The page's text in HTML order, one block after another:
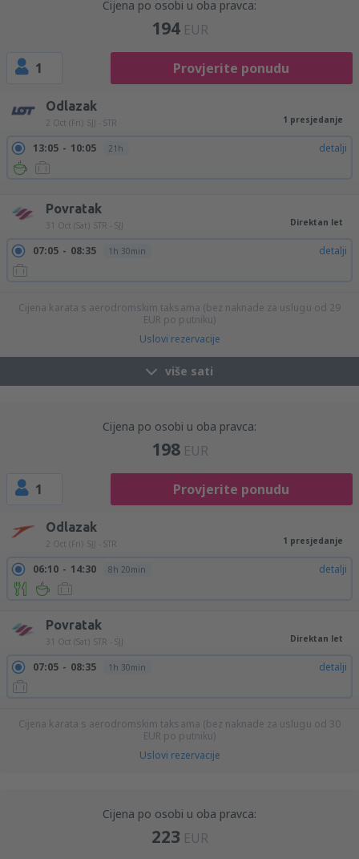
Cijena po osobi u oba pravca:
194 EUR
1 Provjerite ponudu
Odlazak
2 Oct (Fri) SJJ - STR 1 presjedanje
13:05 10:05 21h detalji
Povratak
31 Oct (Sat) STR - SJJ Direktan let
07:05 08:35 1h 30min detalji
Cijena karata s aerodromskim taksama (bez naknade za uslugu od 29
EUR po putniku)
Uslovi rezervacije
više sati
Cijena po osobi u oba pravca:
198 EUR
1 Provjerite ponudu
Odlazak
2 Oct (Fri) SJJ - STR 1 presjedanje
06:10 14:30 8h 20min detalji
Povratak
31 Oct (Sat) STR - SJJ Direktan let
07:05 08:35 1h 30min detalji
Cijena karata s aerodromskim taksama (bez naknade za uslugu od 30
EUR po putniku)
Uslovi rezervacije
Cijena po osobi u oba pravca:
223 EUR